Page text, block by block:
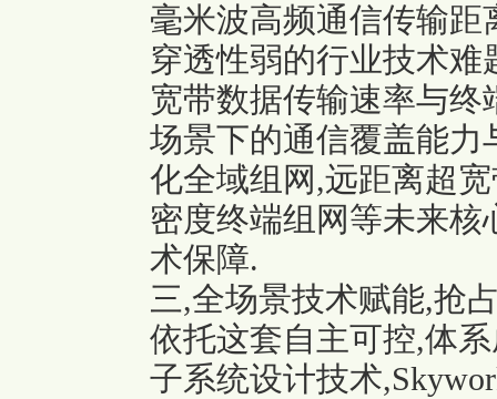
毫米波高频通信传输
穿透性弱的行业技术
宽带数据传输速率与
场景下的通信覆盖能
化全域组网,远距离超
密度终端组网等未来
术保障.
三,全场景技术赋能,抢
依托这套自主可控,体
子系统设计技术